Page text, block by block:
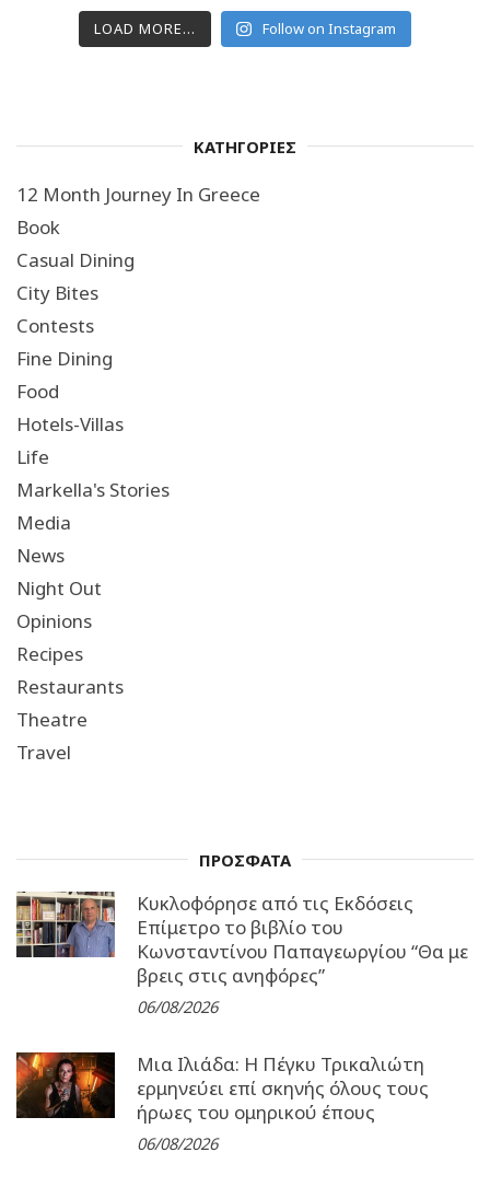
LOAD MORE... Follow on Instagram
ΚΑΤΗΓΟΡΙΕΣ
12 Month Journey In Greece
Book
Casual Dining
City Bites
Contests
Fine Dining
Food
Hotels-Villas
Life
Markella's Stories
Media
News
Night Out
Opinions
Recipes
Restaurants
Theatre
Travel
ΠΡΟΣΦΑΤΑ
Κυκλοφόρησε από τις Εκδόσεις
Επίμετρο το βιβλίο του
Κωνσταντίνου Παπαγεωργίου “Θα με
βρεις στις ανηφόρες”
06/08/2026
Μια Ιλιάδα: H Πέγκυ Τρικαλιώτη
ερμηνεύει επί σκηνής όλους τους
ήρωες του ομηρικού έπους
06/08/2026